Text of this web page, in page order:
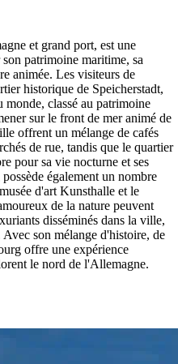
et grand port, est une
patrimoine maritime, sa
animée. Les visiteurs de
historique de Speicherstadt,
monde, classé au patrimoine
sur le front de mer animé de
offrent un mélange de cafés
de rue, tandis que le quartier
pour sa vie nocturne et ses
également un nombre
d'art Kunsthalle et le
de la nature peuvent
disséminés dans la ville,
son mélange d'histoire, de
offre une expérience
le nord de l'Allemagne.